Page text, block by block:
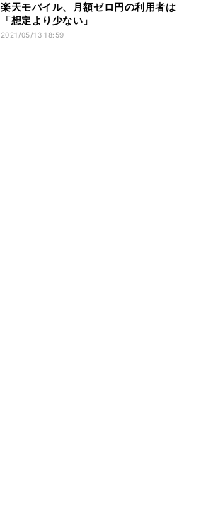
楽天モバイル、月額ゼロ円の利用者は
「想定より少ない」
2021/05/13 18:59